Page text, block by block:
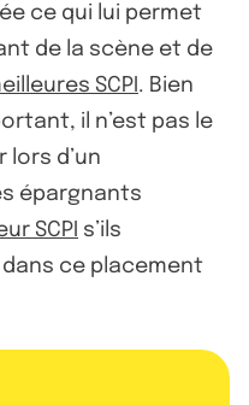
ce qui lui permet
de la scène et de
SCPI . Bien
il n’est pas le
lors d’un
épargnants
SCPI s’ils
ce placement